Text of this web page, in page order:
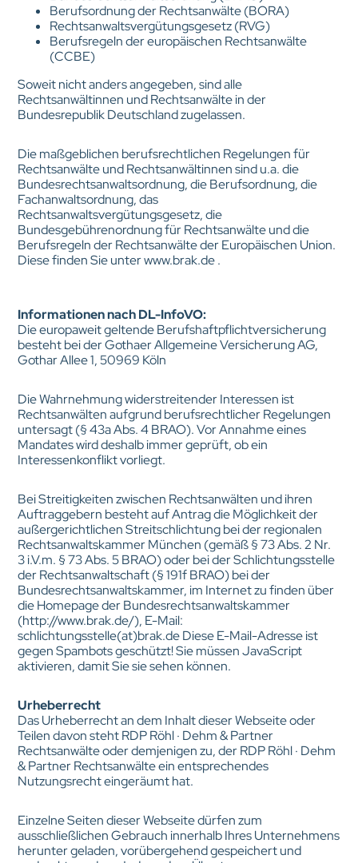
Berufsordnung der Rechtsanwälte (BORA)
Rechtsanwaltsvergütungsgesetz (RVG)
Berufsregeln der europäischen Rechtsanwälte
(CCBE)
Soweit nicht anders angegeben, sind alle
Rechtsanwältinnen und Rechtsanwälte in der
Bundesrepublik Deutschland zugelassen.
Die maßgeblichen berufsrechtlichen Regelungen für
Rechtsanwälte und Rechtsanwältinnen sind u.a. die
Bundesrechtsanwaltsordnung, die Berufsordnung, die
Fachanwaltsordnung, das
Rechtsanwaltsvergütungsgesetz, die
Bundesgebührenordnung für Rechtsanwälte und die
Berufsregeln der Rechtsanwälte der Europäischen Union.
Diese finden Sie unter www.brak.de .
Informationen nach DL-InfoVO:
Die europaweit geltende Berufshaftpflichtversicherung
besteht bei der Gothaer Allgemeine Versicherung AG,
Gothar Allee 1, 50969 Köln
Die Wahrnehmung widerstreitender Interessen ist
Rechtsanwälten aufgrund berufsrechtlicher Regelungen
untersagt (§ 43a Abs. 4 BRAO). Vor Annahme eines
Mandates wird deshalb immer geprüft, ob ein
Interessenkonflikt vorliegt.
Bei Streitigkeiten zwischen Rechtsanwälten und ihren
Auftraggebern besteht auf Antrag die Möglichkeit der
außergerichtlichen Streitschlichtung bei der regionalen
Rechtsanwaltskammer München (gemäß § 73 Abs. 2 Nr.
3 i.V.m. § 73 Abs. 5 BRAO) oder bei der Schlichtungsstelle
der Rechtsanwaltschaft (§ 191f BRAO) bei der
Bundesrechtsanwaltskammer, im Internet zu finden über
die Homepage der Bundesrechtsanwaltskammer
(http://www.brak.de/), E-Mail:
schlichtungsstelle(at)brak.de Diese E-Mail-Adresse ist
gegen Spambots geschützt! Sie müssen JavaScript
aktivieren, damit Sie sie sehen können.
Urheberrecht
Das Urheberrecht an dem Inhalt dieser Webseite oder
Teilen davon steht RDP Röhl · Dehm & Partner
Rechtsanwälte oder demjenigen zu, der RDP Röhl · Dehm
& Partner Rechtsanwälte ein entsprechendes
Nutzungsrecht eingeräumt hat.
Einzelne Seiten dieser Webseite dürfen zum
ausschließlichen Gebrauch innerhalb Ihres Unternehmens
herunter geladen, vorübergehend gespeichert und